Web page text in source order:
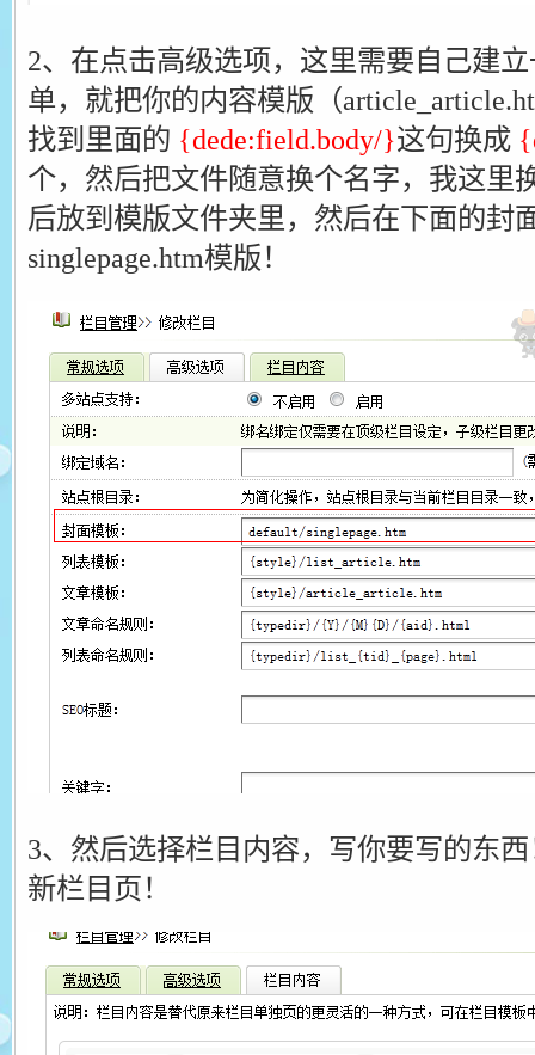
2、在点击高级选项，这里需要自己建
单，就把你的内容模版（
找到里面的 {dede:field.body/}这句换成
个，然后把文件随意换个名字，我这里
后放到模版文件夹里，然后在下面的封
singlepage.htm模版！
3、然后选择栏目内容，写你要写的东
新栏目页！